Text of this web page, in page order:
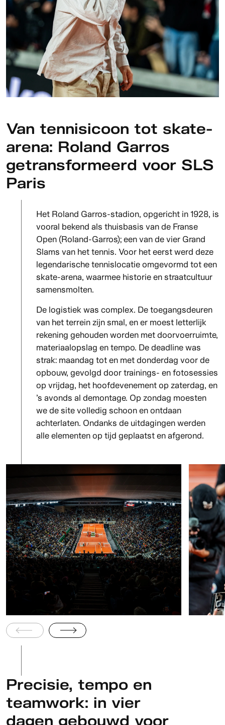
Van tennisicoon tot skate-
arena: Roland Garros
getransformeerd voor SLS
Paris
Het Roland Garros-stadion, opgericht in 1928, is
vooral bekend als thuisbasis van de Franse
Open (Roland-Garros); een van de vier Grand
Slams van het tennis. Voor het eerst werd deze
legendarische tennislocatie omgevormd tot een
skate-arena, waarmee historie en straatcultuur
samensmolten.
De logistiek was complex. De toegangsdeuren
van het terrein zijn smal, en er moest letterlijk
rekening gehouden worden met doorvoerruimte,
materiaalopslag en tempo. De deadline was
strak: maandag tot en met donderdag voor de
opbouw, gevolgd door trainings- en fotosessies
op vrijdag, het hoofd­evenement op zaterdag, en
’s avonds al demontage. Op zondag moesten
we de site volledig schoon en ontdaan
achterlaten. Ondanks de uitdagingen werden
alle elementen op tijd geplaatst en afgerond.
Precisie, tempo en
teamwork: in vier
dagen gebouwd voor